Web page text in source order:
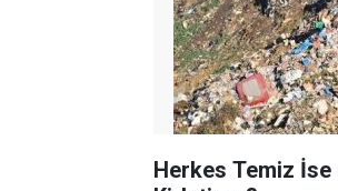
Herkes Temiz İse